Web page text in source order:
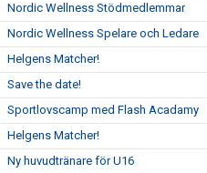
Nordic Wellness Stödmedlemmar
Nordic Wellness Spelare och Ledare
Helgens Matcher!
Save the date!
Sportlovscamp med Flash Acadamy
Helgens Matcher!
Ny huvudtränare för U16